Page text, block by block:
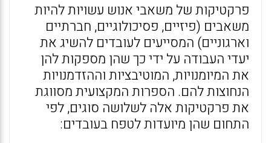
פרקטיקות של משאבי אנוש עשויות להיות
משאבים (פיזיים, פסיכולוגיים, חברתיים
וארגוניים) המסייעים לעובדים להשיג את
יעדי העבודה על ידי כך שהן מספקות להן
את המיומנויות, המוטיבציות וההזדמנויות
הנחוצות להם. הספרות המקצועית מסווגת
את פרקטיקות אלה לשלושה סוגים, לפי
התחום שהן מיועדות לטפח בעובדים: